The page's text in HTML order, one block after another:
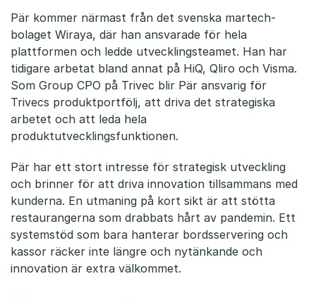
Pär kommer närmast från det svenska martech-
bolaget Wiraya, där han ansvarade för hela
plattformen och ledde utvecklingsteamet. Han har
tidigare arbetat bland annat på HiQ, Qliro och Visma.
Som Group CPO på Trivec blir Pär ansvarig för
Trivecs produktportfölj, att driva det strategiska
arbetet och att leda hela
produktutvecklingsfunktionen.
Pär har ett stort intresse för strategisk utveckling
och brinner för att driva innovation tillsammans med
kunderna. En utmaning på kort sikt är att stötta
restaurangerna som drabbats hårt av pandemin. Ett
systemstöd som bara hanterar bordsservering och
kassor räcker inte längre och nytänkande och
innovation är extra välkommet.